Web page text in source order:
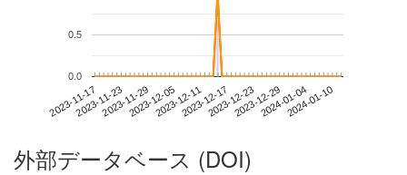
2023-11-172023-11-232023-11-292023-12-052023-12-112023-12-172023-12-232023-12-292024-01-042024-01-10
0.0
0.5
外部データベース (DOI)